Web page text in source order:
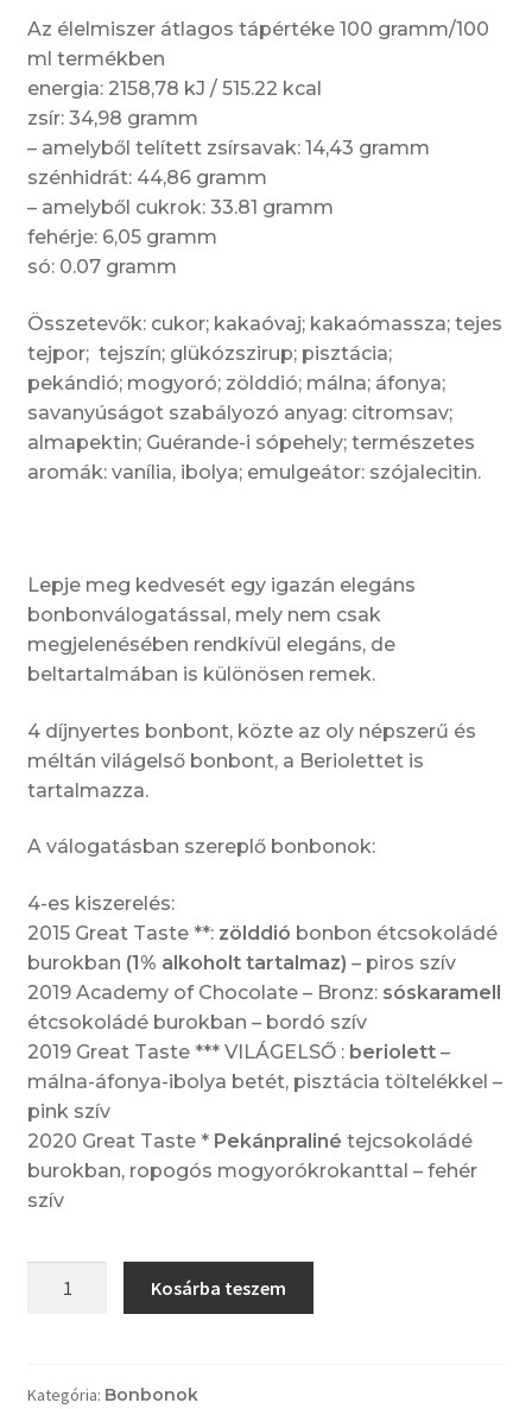
Az élelmiszer átlagos tápértéke 100 gramm/100
ml termékben
energia: 2158,78 kJ / 515.22 kcal
zsír: 34,98 gramm
– amelyből telített zsírsavak: 14,43 gramm
szénhidrát: 44,86 gramm
– amelyből cukrok: 33.81 gramm
fehérje: 6,05 gramm
só: 0.07 gramm
Összetevők: cukor; kakaóvaj; kakaómassza; tejes
tejpor; tejszín; glükózszirup; pisztácia;
pekándió; mogyoró; zölddió; málna; áfonya;
savanyúságot szabályozó anyag: citromsav;
almapektin; Guérande-i sópehely; természetes
aromák: vanília, ibolya; emulgeátor: szójalecitin.
Lepje meg kedvesét egy igazán elegáns
bonbonválogatással, mely nem csak
megjelenésében rendkívül elegáns, de
beltartalmában is különösen remek.
4 díjnyertes bonbont, közte az oly népszerű és
méltán világelső bonbont, a Beriolettet is
tartalmazza.
A válogatásban szereplő bonbonok:
4-es kiszerelés:
2015 Great Taste **: zölddió bonbon étcsokoládé
burokban (1% alkoholt tartalmaz) – piros szív
2019 Academy of Chocolate – Bronz: sóskaramell
étcsokoládé burokban – bordó szív
2019 Great Taste *** VILÁGELSŐ : beriolett –
málna-áfonya-ibolya betét, pisztácia töltelékkel –
pink szív
2020 Great Taste *Pekánpraliné tejcsokoládé
burokban, ropogós mogyorókrokanttal – fehér
szív
db
Kosárba teszem
Kategória: Bonbonok